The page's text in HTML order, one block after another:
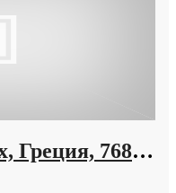
Земля на Халкидиках, Греция, 768 м2